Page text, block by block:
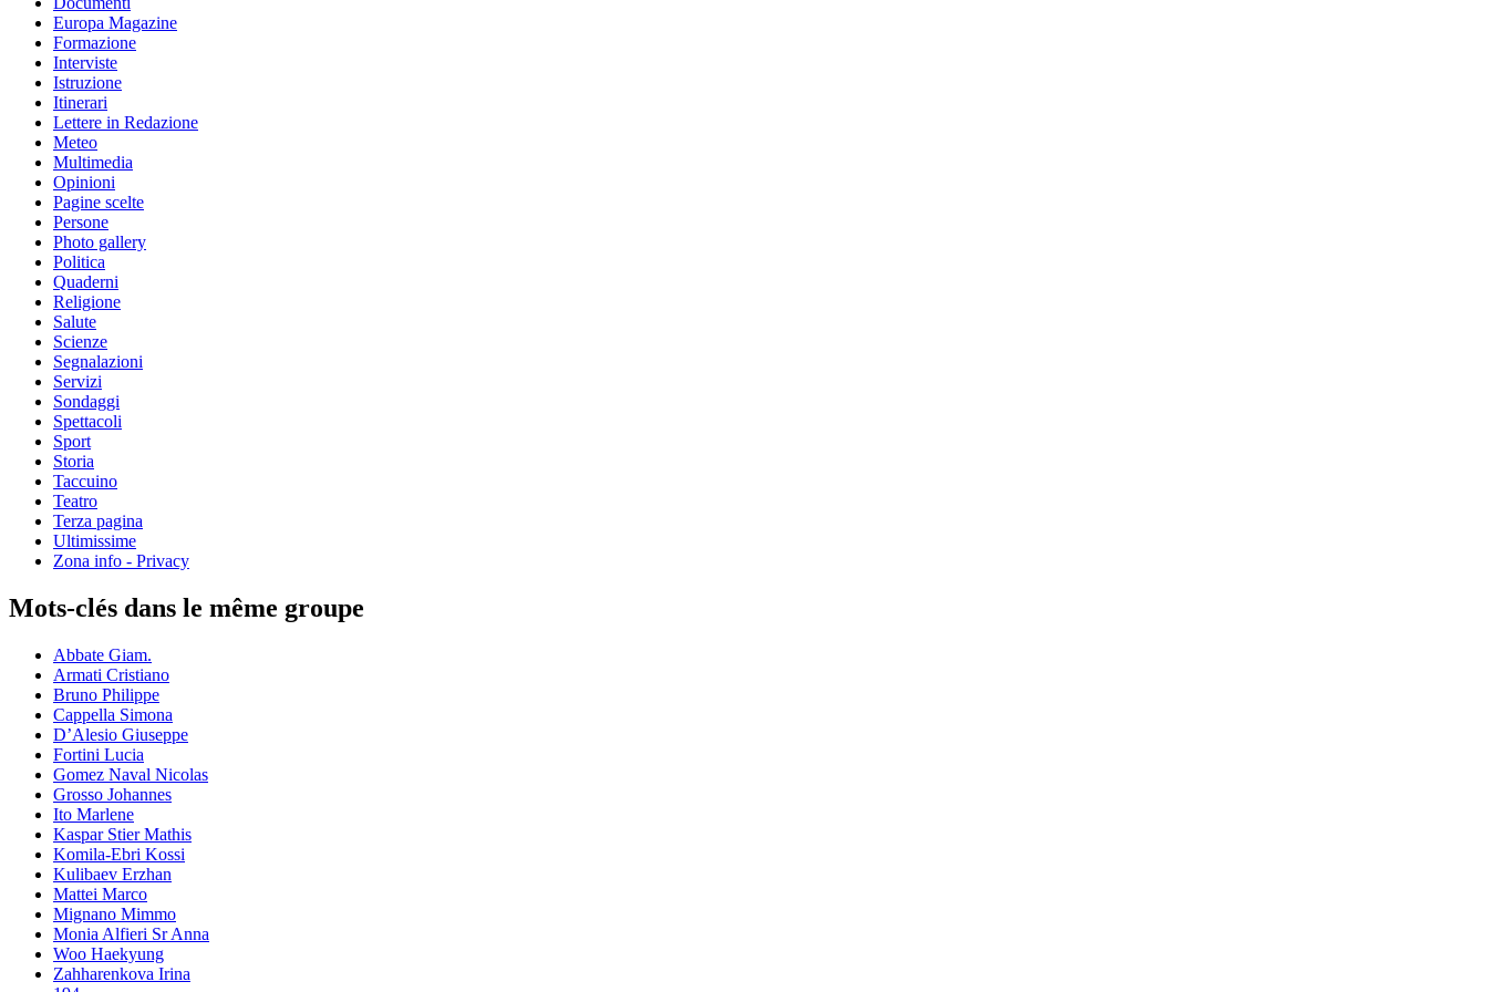
Europa Magazine
Formazione
Interviste
Istruzione
Itinerari
Lettere in Redazione
Meteo
Multimedia
Opinioni
Pagine scelte
Persone
Photo gallery
Politica
Quaderni
Religione
Salute
Scienze
Segnalazioni
Servizi
Sondaggi
Spettacoli
Sport
Storia
Taccuino
Teatro
Terza pagina
Ultimissime
Zona info - Privacy
Mots-clés dans le même groupe
Abbate Giam.
Armati Cristiano
Bruno Philippe
Cappella Simona
D’Alesio Giuseppe
Fortini Lucia
Gomez Naval Nicolas
Grosso Johannes
Ito Marlene
Kaspar Stier Mathis
Komila-Ebri Kossi
Kulibaev Erzhan
Mattei Marco
Mignano Mimmo
Monia Alfieri Sr Anna
Woo Haekyung
Zahharenkova Irina